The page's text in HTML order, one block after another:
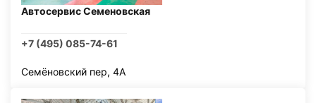
Автосервис Семеновская
+7 (495) 085-74-61
Семёновский пер, 4А